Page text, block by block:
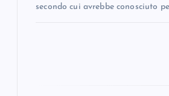
secondo cui avrebbe conosciuto